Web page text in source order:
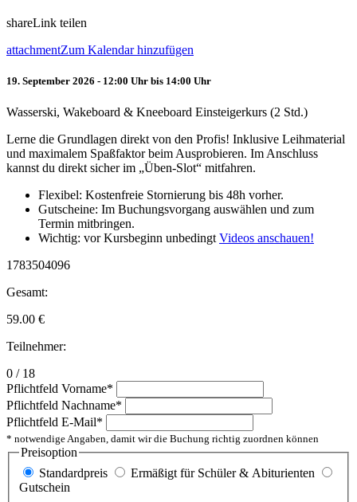
shareLink teilen
attachmentZum Kalendar hinzufügen
19. September 2026 - 12:00 Uhr bis 14:00 Uhr
Wasserski, Wakeboard & Kneeboard Einsteigerkurs (2 Std.)
Lerne die Grundlagen direkt von den Profis! Inklusive Leihmaterial
und maximalem Spaßfaktor beim Ausprobieren. Im Anschluss
kannst du direkt sicher im „Üben-Slot“ mitfahren.
Flexibel: Kostenfreie Stornierung bis 48h vorher.
Gutscheine: Im Buchungsvorgang auswählen und zum
Termin mitbringen.
Wichtig: vor Kursbeginn unbedingt Videos anschauen!
1783504096
Gesamt:
59.00 €
Teilnehmer:
0 / 18
Pflichtfeld Vorname*
Pflichtfeld Nachname*
Pflichtfeld E-Mail*
* notwendige Angaben, damit wir die Buchung richtig zuordnen können
Preisoption
Standardpreis
Ermäßigt für Schüler & Abiturienten
Gutschein